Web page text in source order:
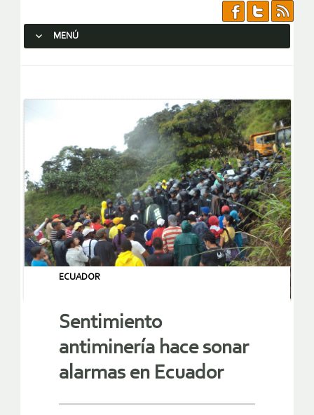
MENÚ
ECUADOR
Sentimiento
antiminería hace sonar
alarmas en Ecuador